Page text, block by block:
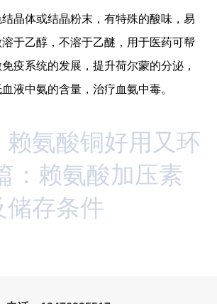
晶体或结晶粉末，有特殊的酸味，易
于乙醇，不溶于乙醚，用于医药可帮
疫系统的发展，提升荷尔蒙的分泌，
液中氨的含量，治疗血氨中毒。
赖氨酸铜好用又环
：赖氨酸加压素
储存条件